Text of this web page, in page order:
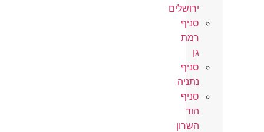
ירושלים
סניף
רמת
גן
סניף
נתניה
סניף
הוד
השרון